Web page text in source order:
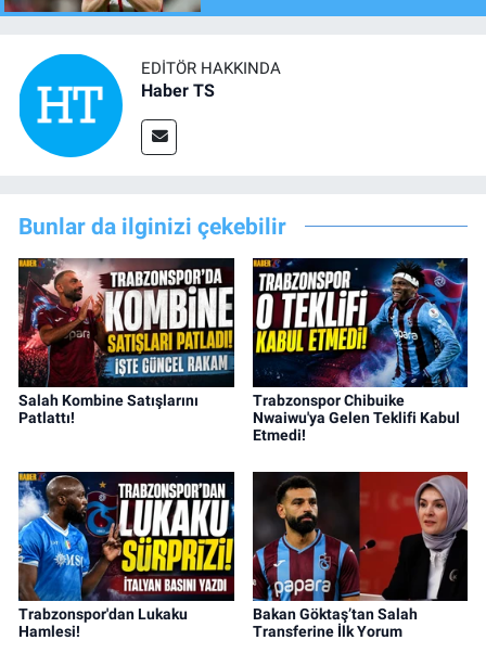
EDITÖR HAKKINDA
Haber TS
Bunlar da ilginizi çekebilir
Salah Kombine Satışlarını
Patlattı!
Trabzonspor Chibuike
Nwaiwu'ya Gelen Teklifi Kabul
Etmedi!
Trabzonspor'dan Lukaku
Hamlesi!
Bakan Göktaş’tan Salah
Transferine İlk Yorum